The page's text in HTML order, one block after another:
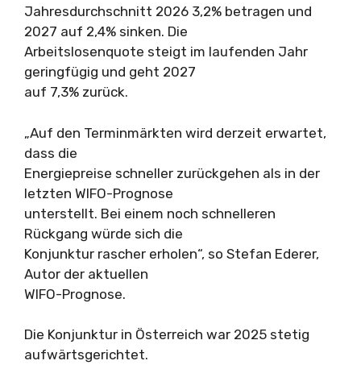
Jahresdurchschnitt 2026 3,2% betragen und
2027 auf 2,4% sinken. Die
Arbeitslosenquote steigt im laufenden Jahr
geringfügig und geht 2027
auf 7,3% zurück.
„Auf den Terminmärkten wird derzeit erwartet,
dass die
Energiepreise schneller zurückgehen als in der
letzten WIFO-Prognose
unterstellt. Bei einem noch schnelleren
Rückgang würde sich die
Konjunktur rascher erholen“, so Stefan Ederer,
Autor der aktuellen
WIFO-Prognose.
Die Konjunktur in Österreich war 2025 stetig
aufwärtsgerichtet.